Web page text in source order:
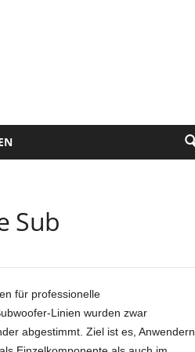
Sub
für professionelle
Linien wurden zwar
abgestimmt. Ziel ist es, Anwendern